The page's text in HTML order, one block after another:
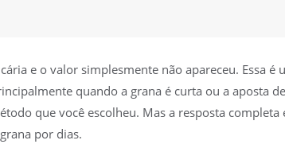
e o valor simplesmente não apareceu. Essa
quando a grana é curta ou a aposta
que você escolheu. Mas a resposta
por dias.